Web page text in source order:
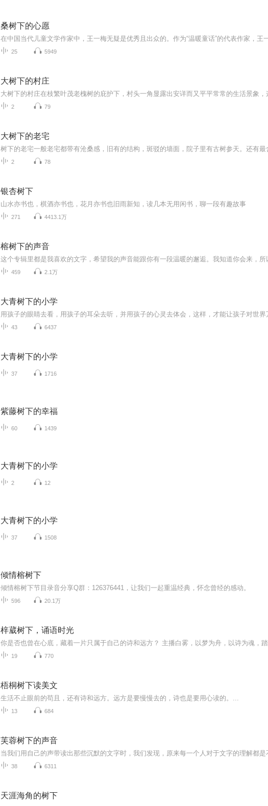
桑树下的心愿
25 5949
大树下的村庄
2 79
大树下的老宅
2 78
银杏树下
山水亦书也，棋酒亦书也，花月亦书也旧雨新知，读几本无用闲书，聊一段有趣故事
271 4413.1万
榕树下的声音
459 2.1万
大青树下的小学
43 6437
大青树下的小学
37 1716
紫藤树下的幸福
60 1439
大青树下的小学
2 12
大青树下的小学
37 1508
倾情榕树下
倾情榕树下节目录音分享Q群：126376441，让我们一起重温经典，怀念曾经的感动。
596 20.1万
梓葳树下，诵语时光
19 770
梧桐树下读美文
生活不止眼前的苟且，还有诗和远方。远方是要慢慢去的，诗也是要用心读的。...
13 684
芙蓉树下的声音
38 6311
天涯海角的树下